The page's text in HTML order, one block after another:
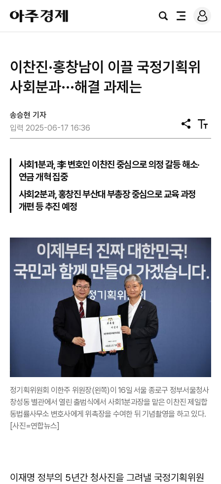
아
주
경
검
전
로
그
이찬진·홍창남이 이끌 국정기획위
사회분과···해결 과제는
송승현 기자
입력 2025-06-17 16:36
공
유
텍
스
사회1분과, 李 변호인 이찬진 중심으로 의정 갈등 해소·
연금 개혁 집중
사회2분과, 홍창진 부산대 부총장 중심으로 교육 과정
개편 등 추진 예정
정기획위원회 이한주 위원장(왼쪽)이 16일 서울 종로구 정부서울청사
창성동 별관에서 열린 출범식에서 사회1분과장을 맡은 이찬진 제일합
동법률사무소 변호사에게 위촉장을 수여한 뒤 기념촬영을 하고 있다.
[사진=연합뉴스]
이재명 정부의 5년간 청사진을 그려낼 국정기획위원